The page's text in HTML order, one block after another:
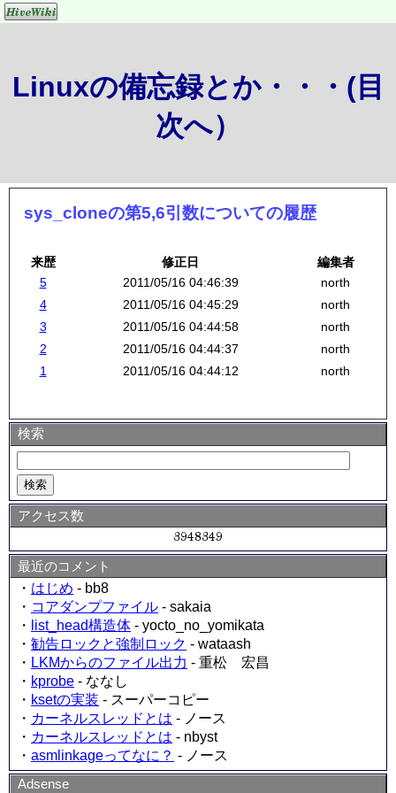
Linuxの備忘録とか・・・(目
次へ）
sys_cloneの第5,6引数についての履歴
来歴 修正日
編集者
5
2011/05/16 04:46:39
north
4
2011/05/16 04:45:29
north
3
2011/05/16 04:44:58
north
2
2011/05/16 04:44:37
north
1
2011/05/16 04:44:12 north
検索
アクセス数
最近のコメント
・ はじめ - bb8
・ コアダンプファイル - sakaia
・
list_head構造体 - yocto_no_yomikata
・ 勧告ロックと強制ロック - wataash
・ LKMからのファイル出力 - 重松 宏昌
・ kprobe - ななし
・ ksetの実装 - スーパーコピー
・ カーネルスレッドとは - ノース
・ カーネルスレッドとは - nbyst
・ asmlinkageってなに？ - ノース
Adsense